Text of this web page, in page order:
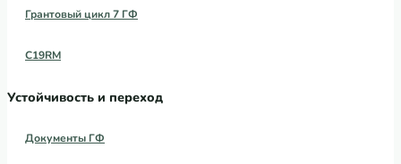
Грантовый цикл 7 ГФ
C19RM
Устойчивость и переход
Документы ГФ